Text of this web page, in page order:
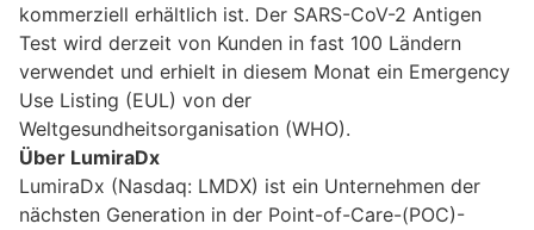
kommerziell erhältlich ist. Der SARS-CoV-2 Antigen
Test wird derzeit von Kunden in fast 100 Ländern
verwendet und erhielt in diesem Monat ein Emergency
Use Listing (EUL) von der
Weltgesundheitsorganisation (WHO).
Über LumiraDx
LumiraDx (Nasdaq: LMDX) ist ein Unternehmen der
nächsten Generation in der Point-of-Care-(POC)-